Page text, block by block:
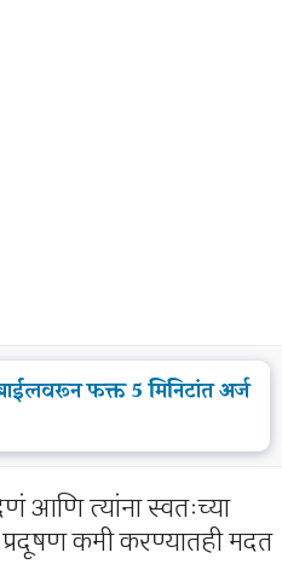
फक्त 5 मिनिटांत अर्ज
आणि त्यांना स्वतःच्या
प्रदूषण कमी करण्यातही मदत